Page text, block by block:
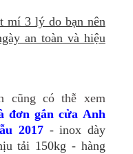
mí 3 lý do bạn nên
an toàn và hiệu
cũng có thễ xem
đơn gắn cửa Anh
2017 - inox dày
tải 150kg - hàng